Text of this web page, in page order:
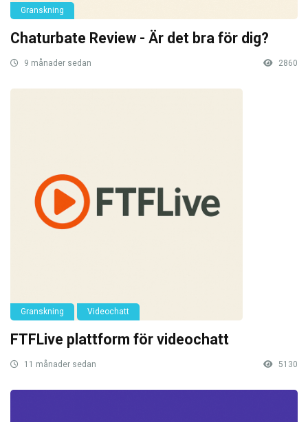
Granskning
Chaturbate Review - Är det bra för dig?
9 månader sedan 2860
Granskning Videochatt
FTFLive plattform för videochatt
11 månader sedan 5130